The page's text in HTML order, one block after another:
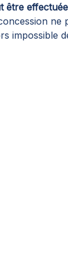
être
impossible